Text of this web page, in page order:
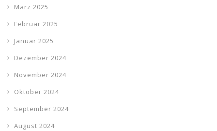
März 2025
Februar 2025
Januar 2025
Dezember 2024
November 2024
Oktober 2024
September 2024
August 2024